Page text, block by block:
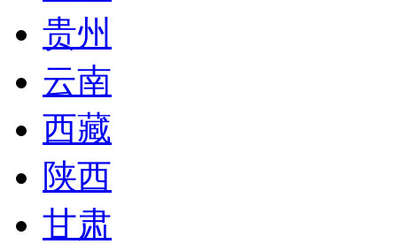
贵州
云南
西藏
陕西
甘肃